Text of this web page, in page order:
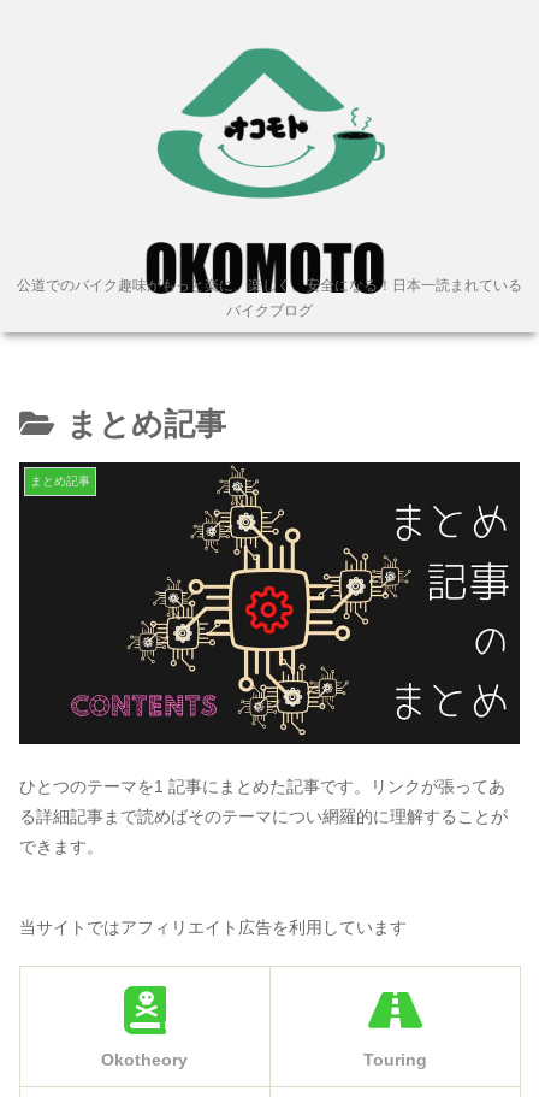
公道でのバイク趣味がもっと楽に、楽しく、安全になる！日本一読まれている
バイクブログ
まとめ記事
まとめ記事
ひとつのテーマを1 記事にまとめた記事です。リンクが張ってあ
る詳細記事まで読めばそのテーマについ網羅的に理解することが
できます。
当サイトではアフィリエイト広告を利用しています
Okotheory Touring